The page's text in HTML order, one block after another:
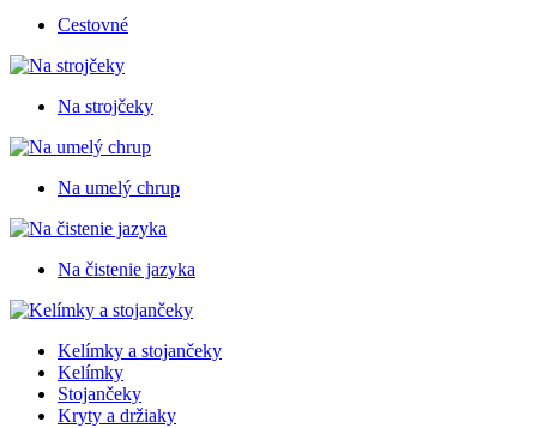
Cestovné
Na strojčeky
Na umelý chrup
Na čistenie jazyka
Kelímky a stojančeky
Kelímky
Stojančeky
Kryty a držiaky